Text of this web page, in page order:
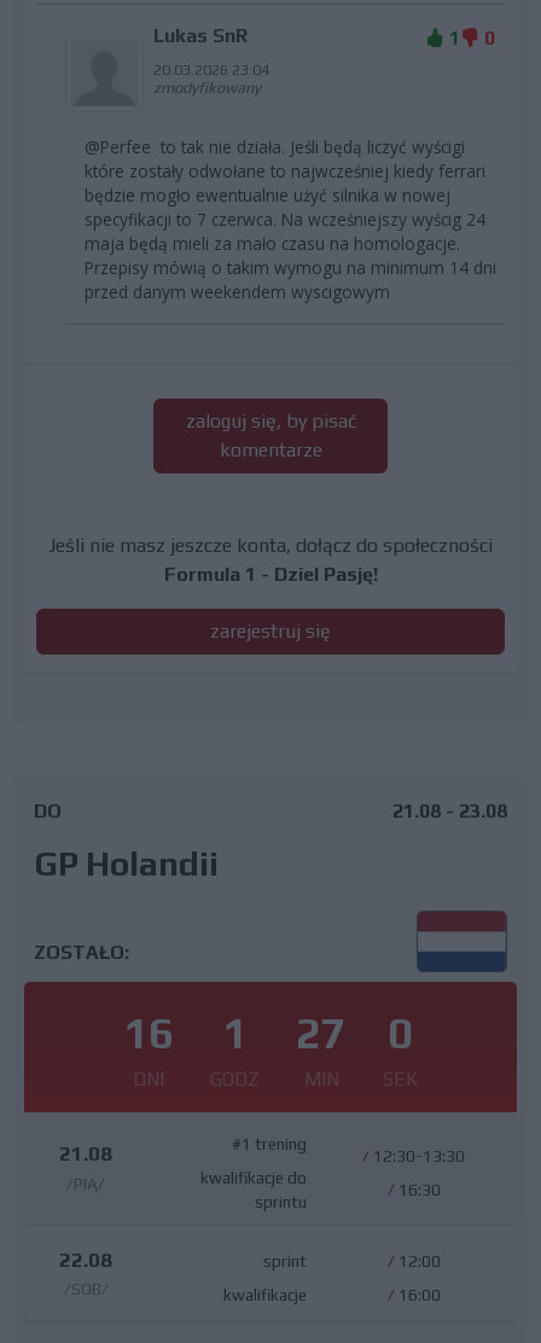
Lukas SnR
20.03.2026 23:04
zmodyfikowany
1 0
@Perfee to tak nie działa. Jeśli będą liczyć wyścigi
które zostały odwołane to najwcześniej kiedy ferrari
będzie mogło ewentualnie użyć silnika w nowej
specyfikacji to 7 czerwca. Na wcześniejszy wyścig 24
maja będą mieli za mało czasu na homologacje.
Przepisy mówią o takim wymogu na minimum 14 dni
przed danym weekendem wyscigowym
zaloguj się, by pisać
komentarze
Jeśli nie masz jeszcze konta, dołącz do społeczności
Formula 1 - Dziel Pasję!
zarejestruj się
DO
GP Holandii
21.08 - 23.08
ZOSTAŁO:
16
DNI
1
GODZ
26
MIN
59
SEK
21.08
/PIĄ/
#1 trening
kwalifikacje do
sprintu
/ 12:30-13:30
/ 16:30
22.08
/SOB/
sprint
kwalifikacje
/ 12:00
/ 16:00